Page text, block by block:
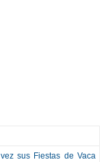
sus Fiestas de Vaca